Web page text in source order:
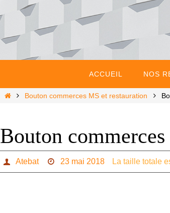
Passer
vers
le
contenu
ACCUEIL NOS
HomeBouton commerces MS et restauration
Bouton
Atebat 23 mai 2018 La taille totale